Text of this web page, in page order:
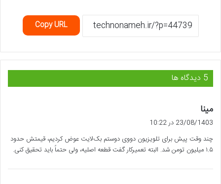
Copy URL
‫5 دیدگاه ها
مینا
ف
:
23/08/1403 در 10:22
چند وقت پیش برای تلویزیون دووی دوستم بک‌لایت عوض کردیم، قیمتش حدود
۱.۵ میلیون تومن شد. البته تعمیرکار گفت قطعه اصلیه، ولی حتماً باید تحقیق کنی.